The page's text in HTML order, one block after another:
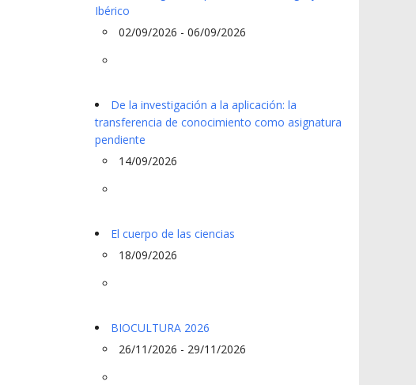
Ibérico
02/09/2026 - 06/09/2026
De la investigación a la aplicación: la
transferencia de conocimiento como asignatura
pendiente
14/09/2026
El cuerpo de las ciencias
18/09/2026
BIOCULTURA 2026
26/11/2026 - 29/11/2026